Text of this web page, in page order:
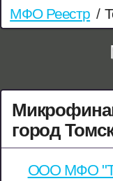
МФО Реестр /
город
ООО МФО